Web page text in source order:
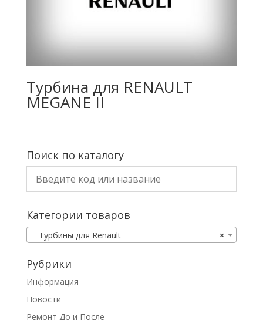
Турбина для RENAULT
MEGANE II
Поиск по каталогу
Категории товаров
×
Турбины для Renault
Рубрики
Информация
Новости
Ремонт До и После